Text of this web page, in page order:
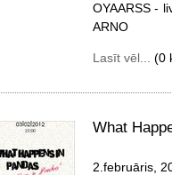
OYAARSS -
ARNO
Lasīt vēl... (0
What
2.februāris,